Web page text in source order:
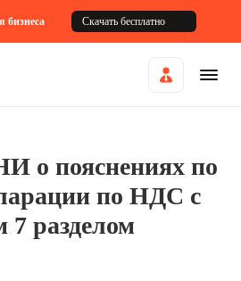
бизнеса Скачать бесплатно
о пояснениях по
по НДС с
7 разделом